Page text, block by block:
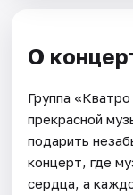
О
Группа
прекрасной
подарить
концерт, где
сердца, а